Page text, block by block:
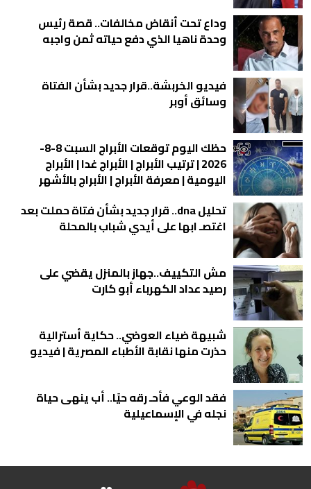
وداع تحت أنقاض مخالفات.. قصة رئيس
وحدة ناهيا الذي دفع حياته ثمن واجبه
فيديو الخربشة..قرار جديد بشأن الفتاة
وسائق أوبر
حظك اليوم توقعات الأبراج السبت 8-8-
2026 | ترتيب الأبراج | الأبراج غدا | الأبراج
اليومية | معرفة الأبراج | الأبراج بالأشهر
تحليل dna.. قرار جديد بشأن فتاة حملت بعد
اغتصـ ابها على أيدي شباب بالمحلة
مش التكييف..جهاز بالمنزل يقضي على
رصيد عداد الكهرباء أبو كارت
شبيهة ضياء العوضي.. حكاية أسترالية
حذرت منها نقابة الأطباء المصرية | فيديو
فقد الوعي فأحـ رقه حيًا.. أب ينهى حياة
نجله في الإسماعيلية